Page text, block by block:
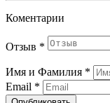
Коментарии
Отзыв *
Имя и Фамилия *
Email *